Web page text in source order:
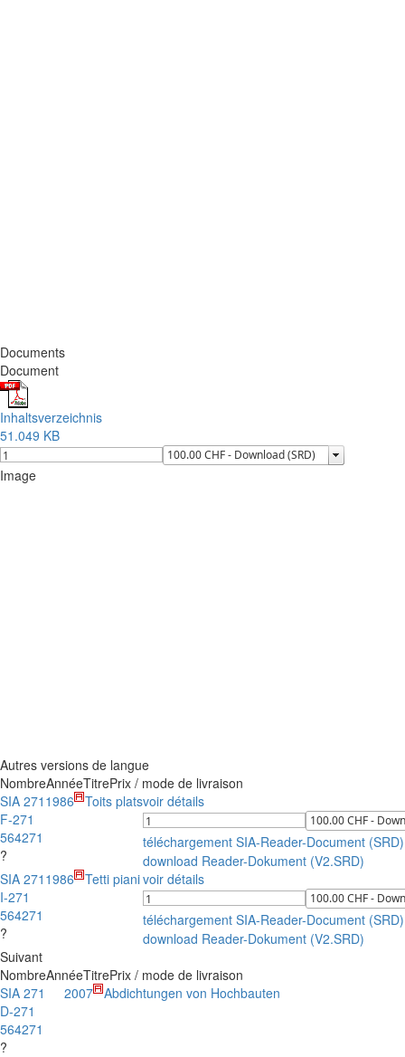
Documents
Document
Inhaltsverzeichnis
51.049 KB
Image
Autres versions de langue
NombreAnnéeTitrePrix / mode de livraison
SIA 271
F-271
564271
?
1986 Toits platsvoir détails
téléchargement SIA-Reader-Document (SRD)
download Reader-Dokument (V2.SRD)
SIA 271
I-271
564271
?
1986 Tetti pianivoir détails
téléchargement SIA-Reader-Document (SRD)
download Reader-Dokument (V2.SRD)
Suivant
NombreAnnéeTitrePrix / mode de livraison
SIA 271
D-271
564271
?
2007 Abdichtungen von Hochbauten